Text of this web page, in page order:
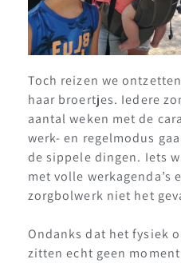
Toch reizen we
haar broertjes. Iedere
aantal weken met de
werk- en regelmodus
de sippele dingen. Iets
met volle werkagenda’s
zorgbolwerk niet het
Ondanks dat het fysiek
zitten echt geen